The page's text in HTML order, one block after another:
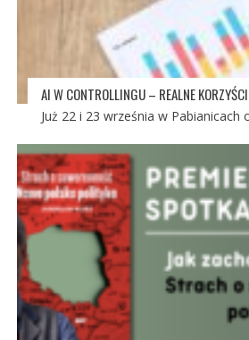
AI W CONTROLLINGU – REALNE
Już 22 i 23 września w Pabianicach